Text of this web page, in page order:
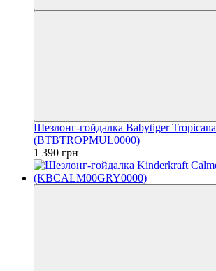
Шезлонг-гойдалка Babytiger Tropicana
(BTBTROPMUL0000)
1 390 грн